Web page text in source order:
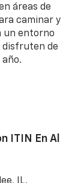
áreas de
caminar y
un entorno
disfruten de
ITIN En Al